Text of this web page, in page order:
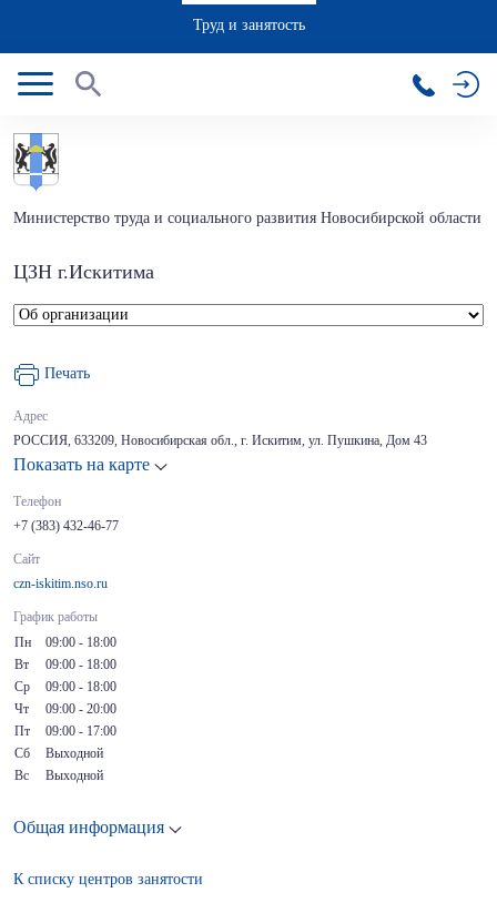
Труд и занятость
Министерство труда и социального развития Новосибирской области
ЦЗН г.Искитима
Печать
Адрес
РОССИЯ, 633209, Новосибирская обл., г. Искитим, ул. Пушкина, Дом 43
Показать на карте
Телефон
+7 (383) 432-46-77
Сайт
czn-iskitim.nso.ru
График работы
Пн
09:00 - 18:00
Вт
09:00 - 18:00
Ср
09:00 - 18:00
Чт
09:00 - 20:00
Пт
09:00 - 17:00
Сб
Выходной
Вс
Выходной
Общая информация
К списку центров занятости